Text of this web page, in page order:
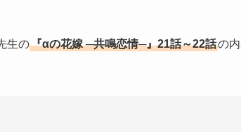
生の『αの花嫁 ─共鳴恋情─』21話～22話の